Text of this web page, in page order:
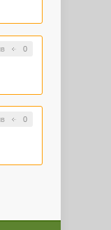
0
0